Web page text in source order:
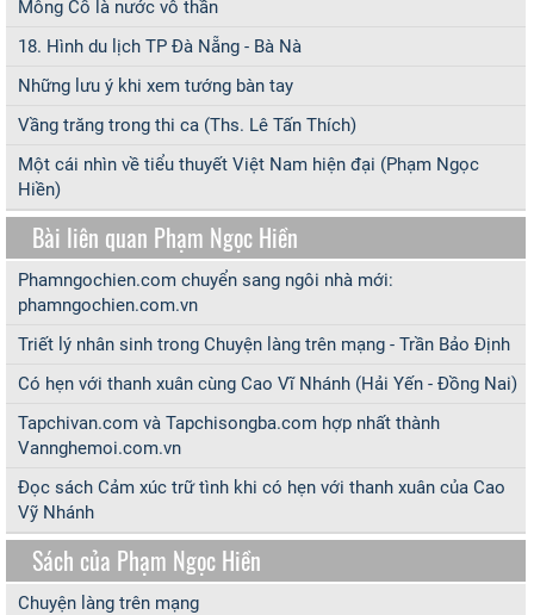
Mông Cổ là nước vô thần
18. Hình du lịch TP Đà Nẵng - Bà Nà
Những lưu ý khi xem tướng bàn tay
Vầng trăng trong thi ca (Ths. Lê Tấn Thích)
Một cái nhìn về tiểu thuyết Việt Nam hiện đại (Phạm Ngọc
Hiền)
Bài liên quan Phạm Ngọc Hiền
Phamngochien.com chuyển sang ngôi nhà mới:
phamngochien.com.vn
Triết lý nhân sinh trong Chuyện làng trên mạng - Trần Bảo Định
Có hẹn với thanh xuân cùng Cao Vĩ Nhánh (Hải Yến - Đồng Nai)
Tapchivan.com và Tapchisongba.com hợp nhất thành
Vannghemoi.com.vn
Đọc sách Cảm xúc trữ tình khi có hẹn với thanh xuân của Cao
Vỹ Nhánh
Sách của Phạm Ngọc Hiền
Chuyện làng trên mạng